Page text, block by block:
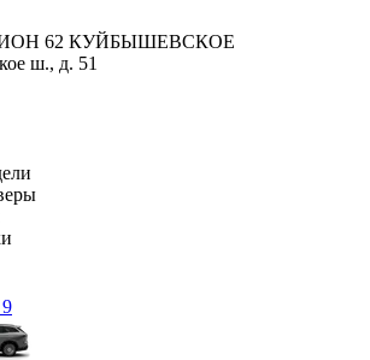
62 КУЙБЫШЕВСКОЕ
ш., д. 51
9